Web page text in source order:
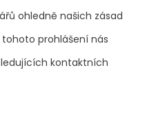
ohledně našich zásad
prohlášení nás
kontaktních